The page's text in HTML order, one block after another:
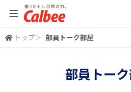
全体検索
トップ＞ 部員トーク部屋
部員トー